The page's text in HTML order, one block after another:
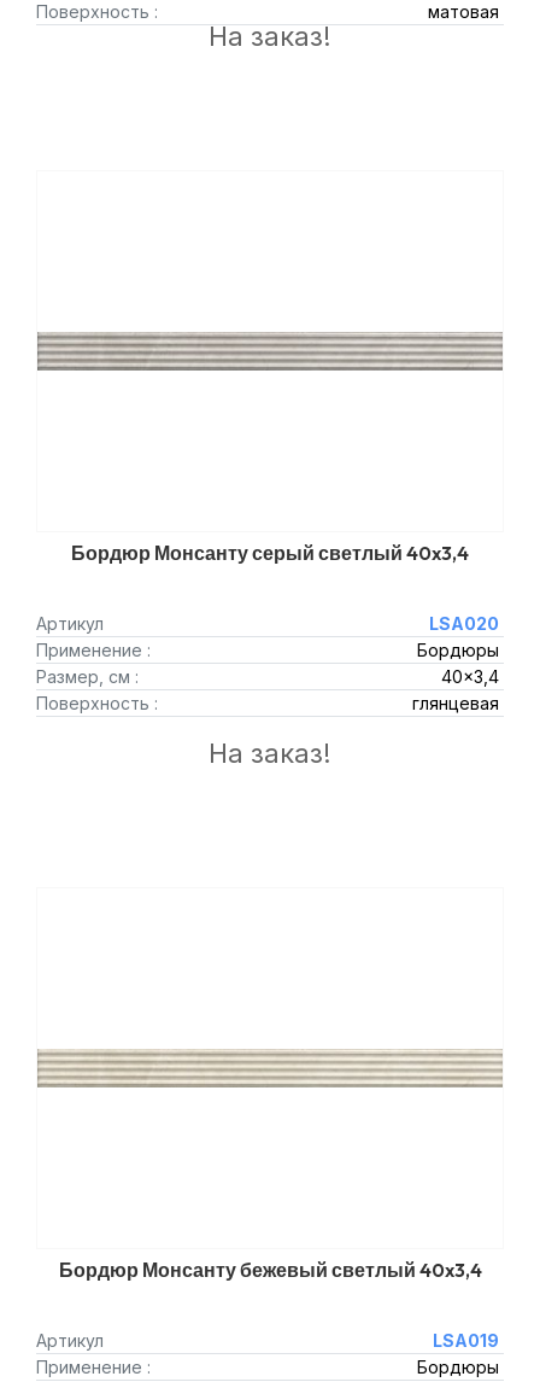
Поверхность :
матовая
На заказ!
Бордюр Монсанту серый светлый 40x3,4
Артикул
LSA020
Применение :
Бордюры
Размер, см :
40x3,4
Поверхность :
глянцевая
На заказ!
Бордюр Монсанту бежевый светлый 40x3,4
Артикул
LSA019
Применение :
Бордюры